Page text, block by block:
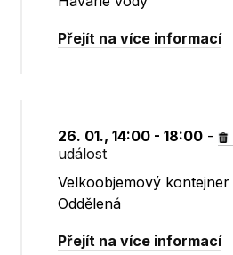
Přejít na více informací
26. 01., 14:00 - 18:00 -
událost
Velkoobjemový
Oddělená
Přejít na více informací